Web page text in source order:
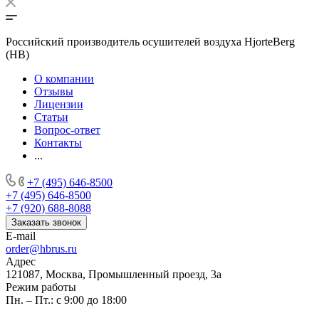
Российский производитель осушителей воздуха HjorteBerg
(HB)
О компании
Отзывы
Лицензии
Статьи
Вопрос-ответ
Контакты
...
+7 (495) 646-8500
+7 (495) 646-8500
+7 (920) 688-8088
Заказать звонок
E-mail
order@hbrus.ru
Адрес
121087, Москва, Промышленный проезд, 3а
Режим работы
Пн. – Пт.: с 9:00 до 18:00